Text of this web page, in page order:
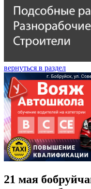
вернуться в раздел
21 мая